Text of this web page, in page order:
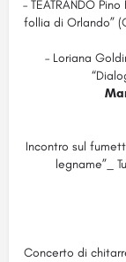
– TEATRANDO
follia di Orlando”
– Loriana
Incontro sul
legname”_
Concerto di